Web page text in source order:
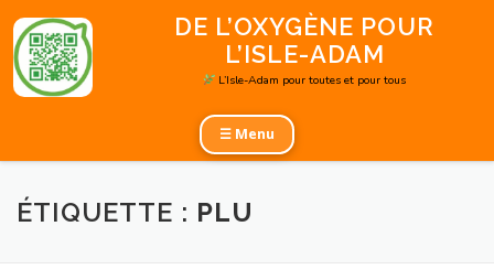
au
contenu
DE L’OXYGÈNE POUR
L’ISLE-ADAM
L’Isle-Adam pour toutes et pour tous
☰ Menu
ÉTIQUETTE : PLU